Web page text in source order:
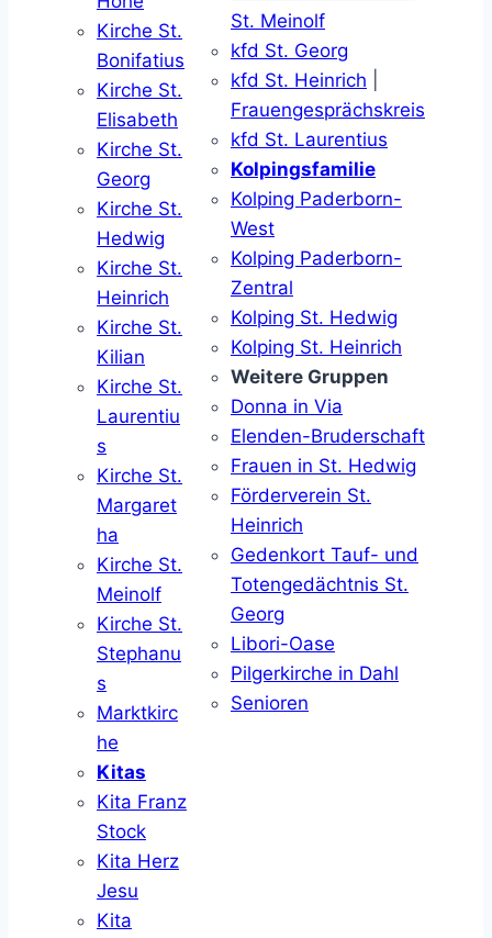
Kirche St.
Bonifatius
Kirche St.
Elisabeth
Kirche St.
Georg
Kirche St.
Hedwig
Kirche St.
Heinrich
Kirche St.
Kilian
Kirche St.
Laurentiu
s
Kirche St.
Margaret
ha
Kirche St.
Meinolf
Kirche St.
Stephanu
s
Marktkirc
he
Kitas
Kita Franz
Stock
Kita Herz
Jesu
Kita
St. Meinolf
kfd St. Georg
kfd St. Heinrich
Frauengesprächskreis
kfd St. Laurentius
Kolpingsfamilie
Kolping Paderborn-
West
Kolping Paderborn-
Zentral
Kolping St. Hedwig
Kolping St. Heinrich
Weitere Gruppen
Donna in Via
Elenden-Bruderschaft
Frauen in St. Hedwig
Förderverein St.
Heinrich
Gedenkort Tauf- und
Totengedächtnis St.
Georg
Libori-Oase
Pilgerkirche in Dahl
Senioren